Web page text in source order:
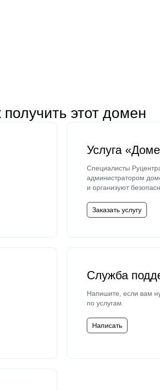
получить этот домен
Услуга
Специалисты
администратором
и организуют
Заказать услугу
Служба
Напишите, если вам
по услугам.
Написать